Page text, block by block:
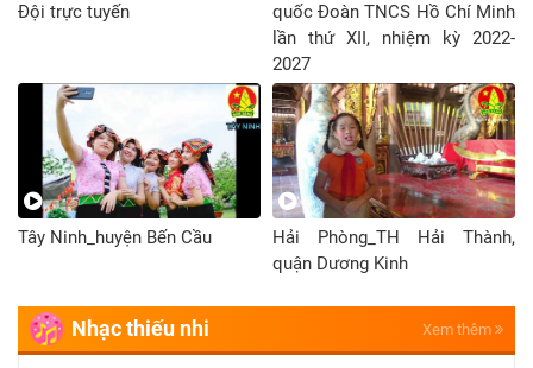
Đội trực tuyến
quốc Đoàn TNCS Hồ Chí Minh
lần thứ XII, nhiệm kỳ 2022-
2027
Tây Ninh_huyện Bến Cầu
Hải Phòng_TH Hải Thành,
quận Dương Kinh
Nhạc thiếu nhi Xem thêm